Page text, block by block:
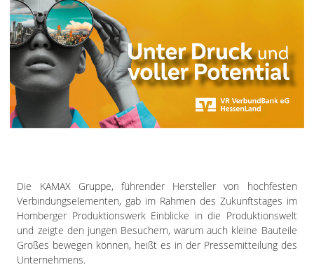
Schwalm
Fulda
Gießen
Impressum
Datenschutzerklärung
Die KAMAX Gruppe, führender Hersteller von hochfesten
Verbindungselementen, gab im Rahmen des Zukunftstages im
Homberger Produktionswerk Einblicke in die Produktionswelt
und zeigte den jungen Besuchern, warum auch kleine Bauteile
Großes bewegen können, heißt es in der Pressemitteilung des
Unternehmens.